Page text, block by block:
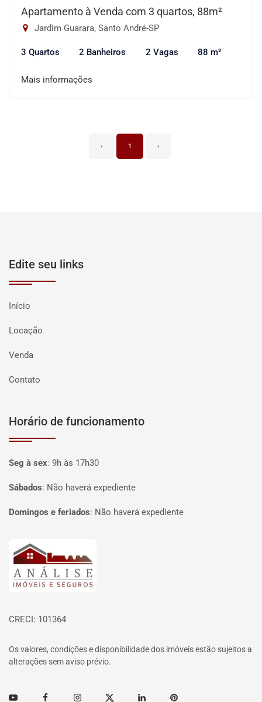
Apartamento à Venda com 3 quartos, 88m²
Jardim Guarara, Santo André-SP
3 Quartos 2 Banheiros 2 Vagas 88 m²
Mais informações
‹ 1 ›
Edite seu links
Início
Locação
Venda
Contato
Horário de funcionamento
Seg à sex: 9h às 17h30
Sábados: Não haverá expediente
Domingos e feriados: Não haverá expediente
Página inicial
CRECI: 101364
Os valores, condições e disponibilidade dos imóveis estão sujeitos a
alterações sem aviso prévio.
Youtube FacebookInstagramTwitter Linkedin Pinterest